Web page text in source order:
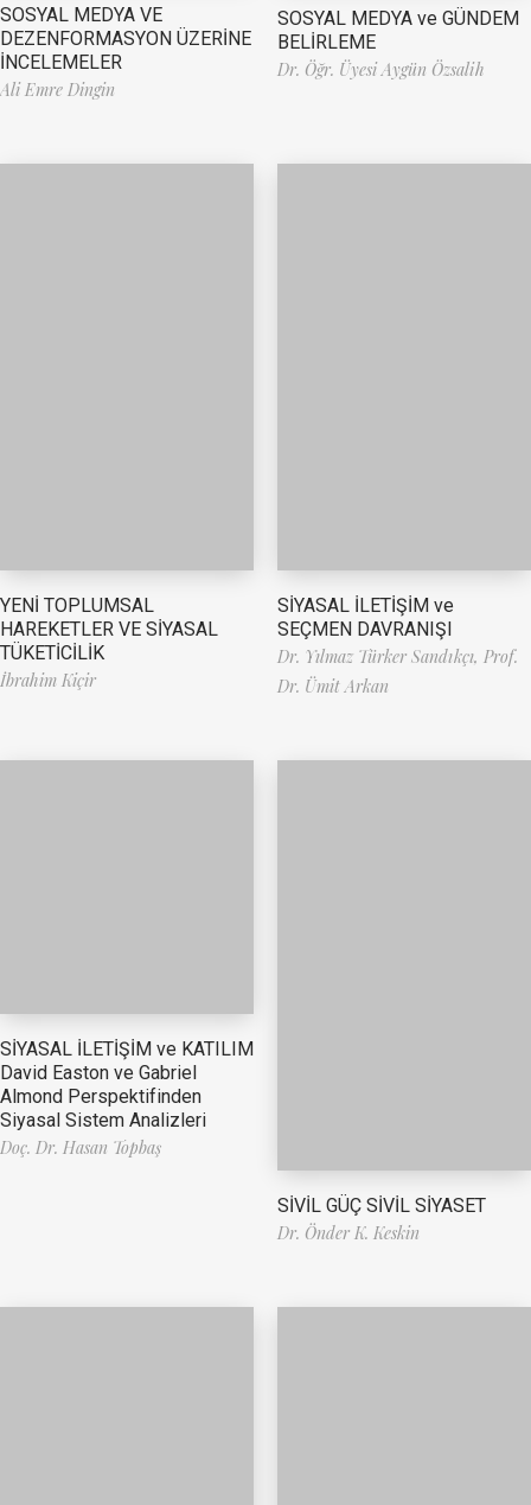
SOSYAL MEDYA VE
DEZENFORMASYON ÜZERİNE
İNCELEMELER
Ali Emre Dingin
SOSYAL MEDYA ve GÜNDEM
BELİRLEME
Dr. Öğr. Üyesi Aygün Özsalih
YENİ TOPLUMSAL
HAREKETLER VE SİYASAL
TÜKETİCİLİK
İbrahim Kiçir
SİYASAL İLETİŞİM ve
SEÇMEN DAVRANIŞI
Dr. Yılmaz Türker Sandıkçı, Prof.
Dr. Ümit Arkan
SİYASAL İLETİŞİM ve KATILIM
David Easton ve Gabriel
Almond Perspektifinden
Siyasal Sistem Analizleri
Doç. Dr. Hasan Topbaş
SİVİL GÜÇ SİVİL SİYASET
Dr. Önder K. Keskin